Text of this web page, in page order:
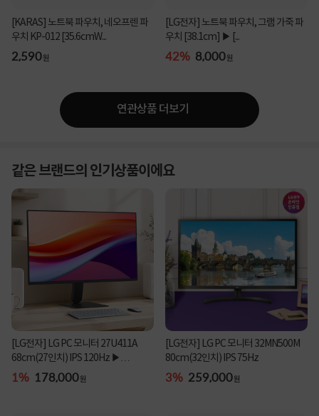
[KARAS] 노트북 파우치, 네오프렌 파
우치 KP-012 [35.6cmW...
2,590원
[LG전자] 노트북 파우치, 그램 가죽 파
우치 [38.1cm] ▶ [...
42% 8,000원
연관상품 더보기
같은 브랜드의 인기상품이에요
[LG전자] LG PC 모니터 27U411A
68cm(27인치) IPS 120Hz ▶
27MR400 후속 제품 ◀
1% 178,000원
[LG전자] LG PC 모니터 32MN500M
80cm(32인치) IPS 75Hz
3% 259,000원